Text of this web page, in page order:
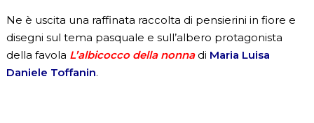
Ne è uscita una raffinata raccolta di pensierini in fiore e
disegni sul tema pasquale e sull’albero protagonista
della favola L’albicocco della nonnadi Maria Luisa
Daniele Toffanin.